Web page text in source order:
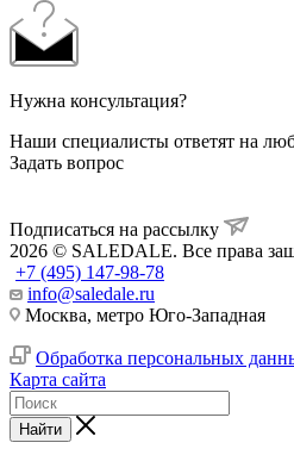
Нужна консультация?
Наши специалисты ответят на
Задать вопрос
Подписаться на рассылку
2026 © SALEDALE. Все права
+7 (495) 147-98-78
info@saledale.ru
Москва, метро Юго-Западная
Обработка персональных
Карта сайта
Найти